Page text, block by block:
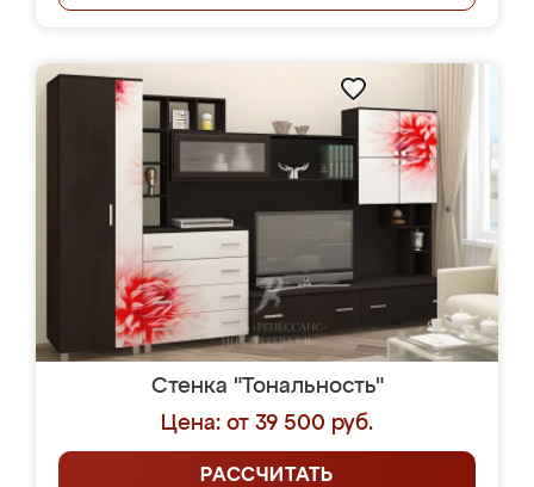
Стенка "Тональность"
Цена: от 39 500 руб.
РАССЧИТАТЬ